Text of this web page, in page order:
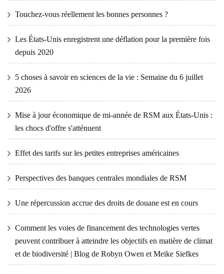
Touchez-vous réellement les bonnes personnes ?
Les États-Unis enregistrent une déflation pour la première fois
depuis 2020
5 choses à savoir en sciences de la vie : Semaine du 6 juillet
2026
Mise à jour économique de mi-année de RSM aux États-Unis :
les chocs d'offre s'atténuent
Effet des tarifs sur les petites entreprises américaines
Perspectives des banques centrales mondiales de RSM
Une répercussion accrue des droits de douane est en cours
Comment les voies de financement des technologies vertes
peuvent contribuer à atteindre les objectifs en matière de climat
et de biodiversité | Blog de Robyn Owen et Meike Siefkes